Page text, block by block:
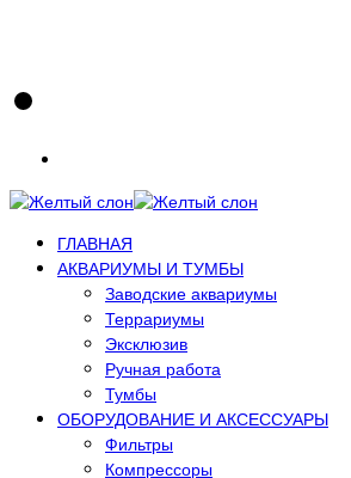
ГЛАВНАЯ
АКВАРИУМЫ И ТУМБЫ
Заводские аквариумы
Террариумы
Эксклюзив
Ручная работа
Тумбы
ОБОРУДОВАНИЕ И АКСЕССУАРЫ
Фильтры
Компрессоры